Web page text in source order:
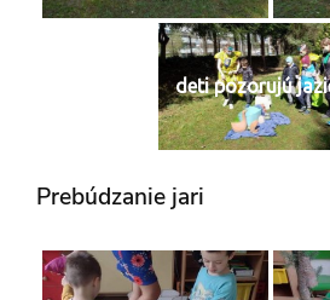
deti pozorujú
Prebúdzanie jari